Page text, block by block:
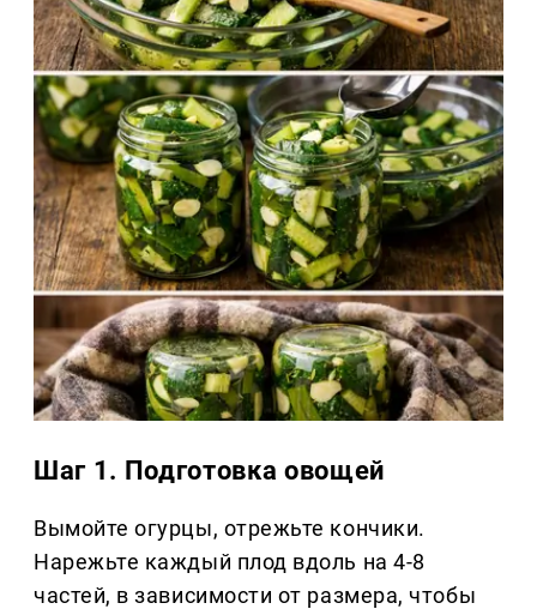
Шаг 1. Подготовка овощей
Вымойте огурцы, отрежьте кончики.
Нарежьте каждый плод вдоль на 4-8
частей, в зависимости от размера, чтобы